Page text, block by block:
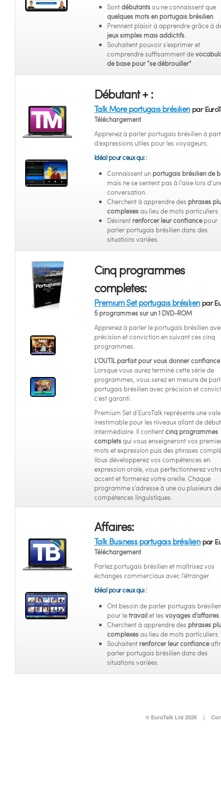
Sontdébutantsou ne connaissent que
quelques mots en portugais brésilien.
Prennent plaisir à apprendre grâce à
jeux simples mais addictifs.
Souhaitent pouvoir s’exprimer et
comprendre suffisamment de
de base pour “se débrouiller”
Débutant + :
Talk More portugais brésilienpar
Téléchargement
Apprenez à parler portugais brésilien à
d’expressions utiles pour les voyageurs.
Idéal pour ceux qui :
Connaissent un portugais brésilien de
mais ne se sentent pas à l’aise lors
conversation.
Cherchent à apprendre des phrases
complexesau lieu de mots particuliers.
Désirent renforcer leur confiancepour
parler portugais brésilien dans des
situations variées.
Cinq programmes
completes:
Premium Set portugais brésilienpar
5 programmes sur un 1 DVD-ROM
Apprenez à parler le portugais brésilien
précision et conviction en suivant ces cinq
programmes.
L’OUTIL parfait pour vous donner confiance
Lorsque vous aurez terminé cette série de
programmes, vous serez en mesure de
portugais brésilien avec précision et
c’est garanti.
Premium Set d’EuroTalk représente une
inestimable pour les niveaux allant de
intermédiaire. Il contientcinq programmes
completsqui vous enseigneront vos
mots et expression puis des phrases
Vous développerez vos compétences en
expression orale, vous perfectionnerez
accent et formerez votre oreille. Chaque
programme s’adresse à une ou plusieurs
compétences linguistiques.
Affaires:
Talk Business portugais brésilienpar
Téléchargement
Parlez portugais brésilien et maîtrisez vos
échanges commerciaux avec l’étranger.
Idéal pour ceux qui :
Ont besoin de parler portugais brésilien
pour letravailet les voyages d’affaires.
Cherchent à apprendre des phrases
complexesau lieu de mots particuliers.
Souhaitent renforcer leur confiance
parler portugais brésilien dans des
situations variées.
© EuroTalk Ltd 2026 |